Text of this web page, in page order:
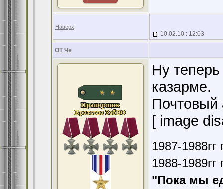
Наверх
10.02.10 : 12:03
ОТ Че
Ну
казарме.
Почтовый
[ image
1987-
1988-
"Пока мы